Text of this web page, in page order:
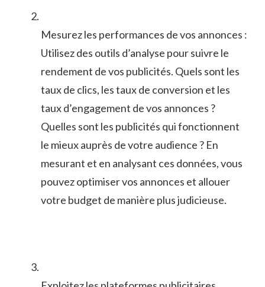
Mesurez les performances⁣ de⁤ vos annonces :
Utilisez des outils d’analyse ‍pour ​suivre⁣ le
rendement de vos publicités. Quels sont les
taux de ​clics, les taux de⁣ conversion et les⁢
taux d’engagement de vos ‍annonces⁢ ?
Quelles ‍sont les publicités qui⁢ fonctionnent⁣
le⁣ mieux auprès de ⁣votre⁣ audience ? ​En
mesurant ‍et en analysant ces données, vous
pouvez optimiser vos annonces et allouer
votre budget de manière​ plus judicieuse.